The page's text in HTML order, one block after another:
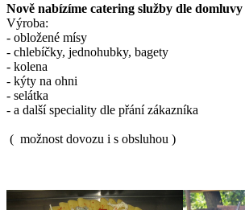
Nově nabízíme catering služby dle domluvy
Výroba:
- obložené mísy
- chlebíčky, jednohubky, bagety
- kolena
- kýty na ohni
- selátka
- a další speciality dle přání zákazníka
( možnost dovozu i s obsluhou )